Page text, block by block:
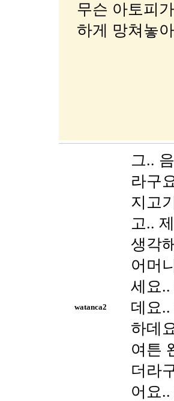
무슨 아토피
하게 망쳐놓
watanca2
그..
라구
지고
고..
생각
어머
세요
데요
하데
여튼
더라
어요